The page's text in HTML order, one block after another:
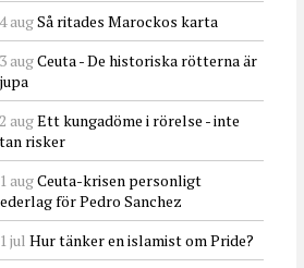
augSå ritades Marockos karta
augCeuta - De historiska rötterna är
augEtt kungadöme i rörelse - inte
risker
augCeuta-krisen personligt
för Pedro Sanchez
jul Hur tänker en islamist om Pride?